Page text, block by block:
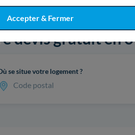
Accepter & Fermer
devis gratuit en
se situe votre logement ?
Code postal